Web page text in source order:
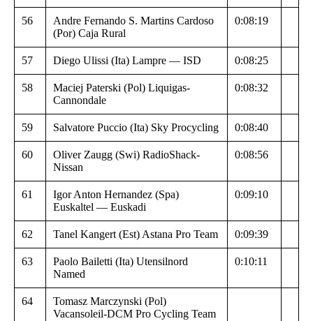
56
Andre Fernando S. Martins Cardoso
(Por) Caja Rural
0:08:19
57 Diego Ulissi (Ita) Lampre — ISD 0:08:25
58
Maciej Paterski (Pol) Liquigas-
Cannondale
0:08:32
59 Salvatore Puccio (Ita) Sky Procycling 0:08:40
60
Oliver Zaugg (Swi) RadioShack-
Nissan
0:08:56
61
Igor Anton Hernandez (Spa)
Euskaltel — Euskadi
0:09:10
62 Tanel Kangert (Est) Astana Pro Team 0:09:39
63
Paolo Bailetti (Ita) Utensilnord
Named
0:10:11
64
Tomasz Marczynski (Pol)
Vacansoleil-DCM Pro Cycling Team